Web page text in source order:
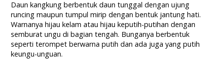
Daun kangkung berbentuk daun tunggal dengan ujung
runcing maupun tumpul mirip dengan bentuk jantung hati.
Warnanya hijau kelam atau hijau keputih-putihan dengan
semburat ungu di bagian tengah. Bunganya berbentuk
seperti terompet berwarna putih dan ada juga yang putih
keungu-unguan.